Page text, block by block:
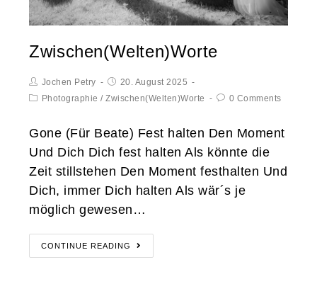
Zwischen(Welten)Worte
Jochen Petry
20. August 2025
Photographie /Zwischen(Welten)Worte 0 Comments
Gone (Für Beate) Fest halten Den Moment
Und Dich Dich fest halten Als könnte die
Zeit stillstehen Den Moment festhalten Und
Dich, immer Dich halten Als wär´s je
möglich gewesen…
CONTINUE READING